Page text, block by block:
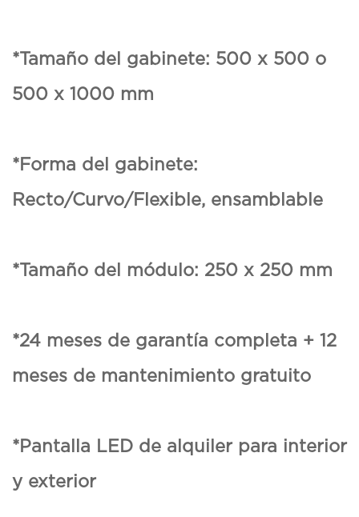
*Tamaño del gabinete: 500 x 500 o
500 x 1000 mm
*Forma del gabinete:
Recto/Curvo/Flexible, ensamblable
*Tamaño del módulo: 250 x 250 mm
*24 meses de garantía completa + 12
meses de mantenimiento gratuito
*Pantalla LED de alquiler para interior
y exterior